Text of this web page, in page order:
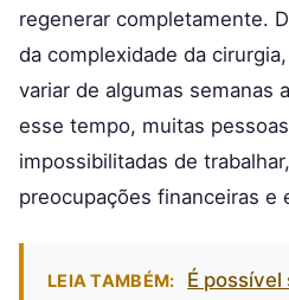
regenerar completamente.
da complexidade da
variar de algumas semanas
esse tempo, muitas
impossibilitadas de
preocupações financeiras e
LEIA TAMBÉM:
É possível